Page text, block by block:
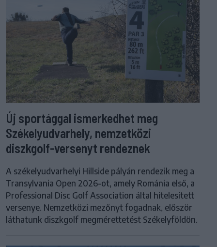
Új sportággal ismerkedhet meg
Székelyudvarhely, nemzetközi
diszkgolf-versenyt rendeznek
A székelyudvarhelyi Hillside pályán rendezik meg a
Transylvania Open 2026-ot, amely Románia első, a
Professional Disc Golf Association által hitelesített
versenye. Nemzetközi mezőnyt fogadnak, először
láthatunk diszkgolf megmérettetést Székelyföldön.